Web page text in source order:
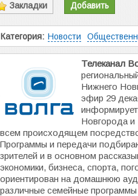
Закладки Добавить
Категория: Новости
Телеканал
Нижнего
эфир 29
Новгорода и
всем происходящем
Программы и передачи
зрителей и в основном
экономики, бизнеса, спорта,
ориентирован на домашнюю
различные семейные